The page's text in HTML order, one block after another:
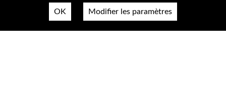
OK Modifier les paramètres